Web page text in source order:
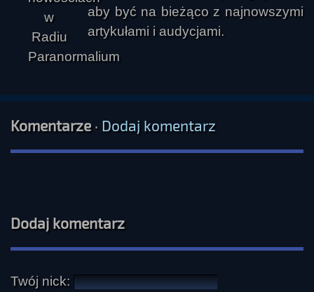
aby być na bieżąco z najnowszymi
artykułami i audycjami.
Komentarze· Dodaj komentarz
Dodaj komentarz
Twój nick: